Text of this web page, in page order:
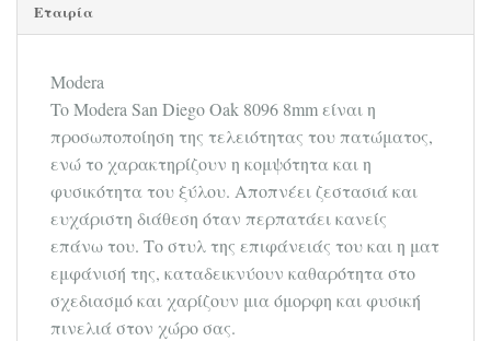
Εταιρία
Modera
To Modera San Diego Oak 8096 8mm είναι η
προσωποποίηση της τελειότητας του πατώματος,
ενώ το χαρακτηρίζουν η κομψότητα και η
φυσικότητα του ξύλου. Αποπνέει ζεστασιά και
ευχάριστη διάθεση όταν περπατάει κανείς
επάνω του. Το στυλ της επιφάνειάς του και η ματ
εμφάνισή της, καταδεικνύουν καθαρότητα στο
σχεδιασμό και χαρίζουν μια όμορφη και φυσική
πινελιά στον χώρο σας.